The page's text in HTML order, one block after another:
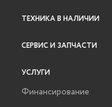
ТЕХНИКА В НАЛИЧИИ
СЕРВИС И ЗАПЧАСТИ
УСЛУГИ
Финансирование